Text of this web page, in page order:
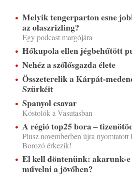
Melyik tengerparton esne
az olaszrizling?
Egy podcast margójára
Hőkupola ellen jégbehűtött
Nehéz a szőlősgazda élete
Összeterelik a Kárpát-
Szürkéit
Spanyol csavar
Kóstolók a Vasutasban
A régió top25 bora –
Plusz novemberben újra nyomtatott
Borozó érkezik!
El kell döntenünk: akarunk-e
művelni a jövőben?